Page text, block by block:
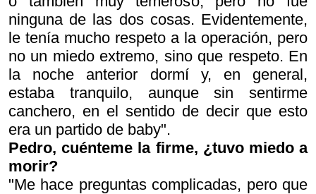
ninguna de las dos cosas. Evidentemente,
le tenía mucho respeto a la operación, pero
no un miedo extremo, sino que respeto. En
la noche anterior dormí y, en general,
estaba tranquilo, aunque sin sentirme
canchero, en el sentido de decir que esto
era un partido de baby".
Pedro, cuénteme la firme, ¿tuvo miedo a
morir?
"Me hace preguntas complicadas, pero que